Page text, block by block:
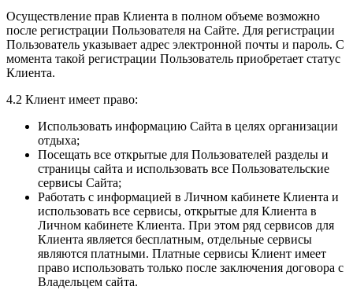
Осуществление прав Клиента в полном объеме возможно
после регистрации Пользователя на Сайте. Для регистрации
Пользователь указывает адрес электронной почты и пароль. С
момента такой регистрации Пользователь приобретает статус
Клиента.
4.2 Клиент имеет право:
Использовать информацию Сайта в целях организации
отдыха;
Посещать все открытые для Пользователей разделы и
страницы сайта и использовать все Пользовательские
сервисы Сайта;
Работать с информацией в Личном кабинете Клиента и
использовать все сервисы, открытые для Клиента в
Личном кабинете Клиента. При этом ряд сервисов для
Клиента является бесплатным, отдельные сервисы
являются платными. Платные сервисы Клиент имеет
право использовать только после заключения договора с
Владельцем сайта.